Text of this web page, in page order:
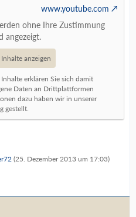
www.youtube.com
ohne Ihre Zustimmung
angezeigt.
anzeigen
erklären Sie sich damit
Daten an Drittplattformen
dazu haben wir in unserer
gestellt.
(25. Dezember 2013 um 17:03)